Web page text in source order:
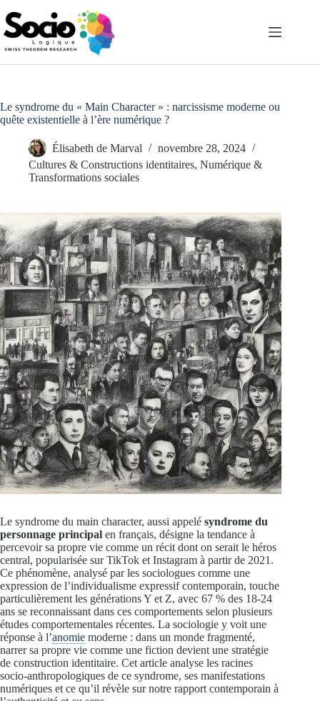
au
contenu
Le syndrome du « Main Character » : narcissisme moderne ou
quête existentielle à l’ère numérique ?
Élisabeth de Marval
novembre 28, 2024
Cultures & Constructions identitaires, Numérique &
Transformations sociales
Le syndrome du main character, aussi appelé syndrome du
personnage principal en français, désigne la tendance à
percevoir sa propre vie comme un récit dont on serait le héros
central, popularisée sur TikTok et Instagram à partir de 2021.
Ce phénomène, analysé par les sociologues comme une
expression de l’individualisme expressif contemporain, touche
particulièrement les générations Y et Z, avec 67 % des 18-24
ans se reconnaissant dans ces comportements selon plusieurs
études comportementales récentes. La sociologie y voit une
réponse à l’anomie moderne : dans un monde fragmenté,
narrer sa propre vie comme une fiction devient une stratégie
de construction identitaire. Cet article analyse les racines
socio-anthropologiques de ce syndrome, ses manifestations
numériques et ce qu’il révèle sur notre rapport contemporain à